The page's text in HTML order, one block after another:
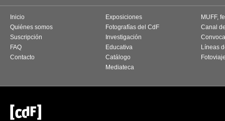
Inicio
Quiénes somos
Suscripción
FAQ
Contacto
Exposiciones
Fotografías del CdF
Investigación
Educativa
Catálogo
Mediateca
MUFF,
Canal
Líneas